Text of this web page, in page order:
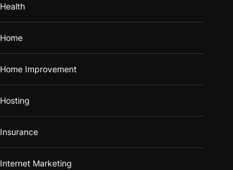
Health
Home
Home Improvement
Hosting
Insurance
Internet Marketing